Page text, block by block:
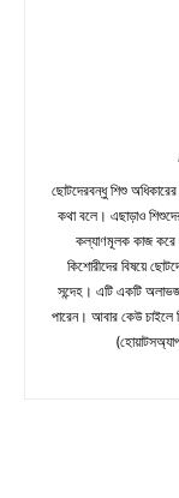
ছোটদেরবন্ধু শিশু
কথা বলে। এছাড়াও
কল্যাণমূলক কাজ করে
কিশোরীদের বিষয়ে
সন্দেহ। এটি একটি
পারেন। আবার কেউ চাইলে